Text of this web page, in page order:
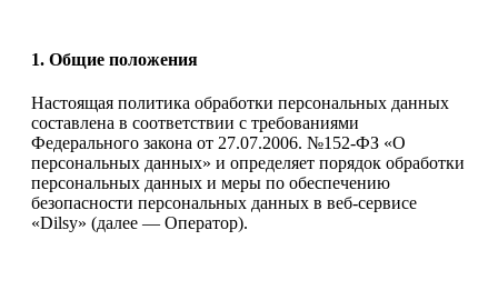
1. Общие положения
Настоящая политика обработки персональных данных
составлена в соответствии с требованиями
Федерального закона от 27.07.2006. №152-ФЗ «О
персональных данных» и определяет порядок обработки
персональных данных и меры по обеспечению
безопасности персональных данных в веб-сервисе
«Dilsy» (далее — Оператор).